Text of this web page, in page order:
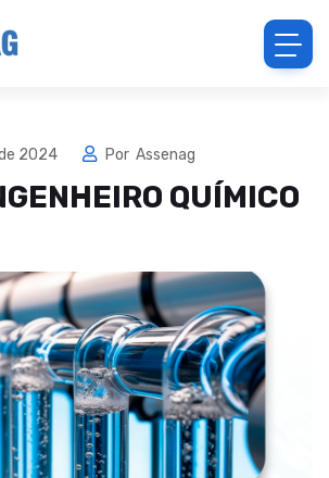
2024 Por Assenag
QUÍMICO